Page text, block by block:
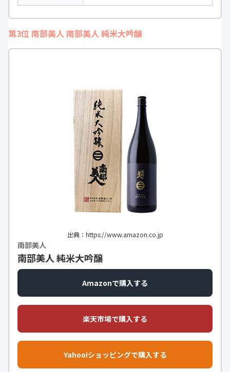
第3位 南部美人 南部美人 純米大吟醸
出典：https://www.amazon.co.jp
南部美人
南部美人 純米大吟醸
Amazonで購入する
楽天市場で購入する
Yahoo!ショッピングで購入する